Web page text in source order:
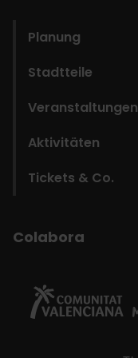
Planung
Stadtteile
Veranstaltungen
Aktivitäten
Tickets & Co.
Colabora